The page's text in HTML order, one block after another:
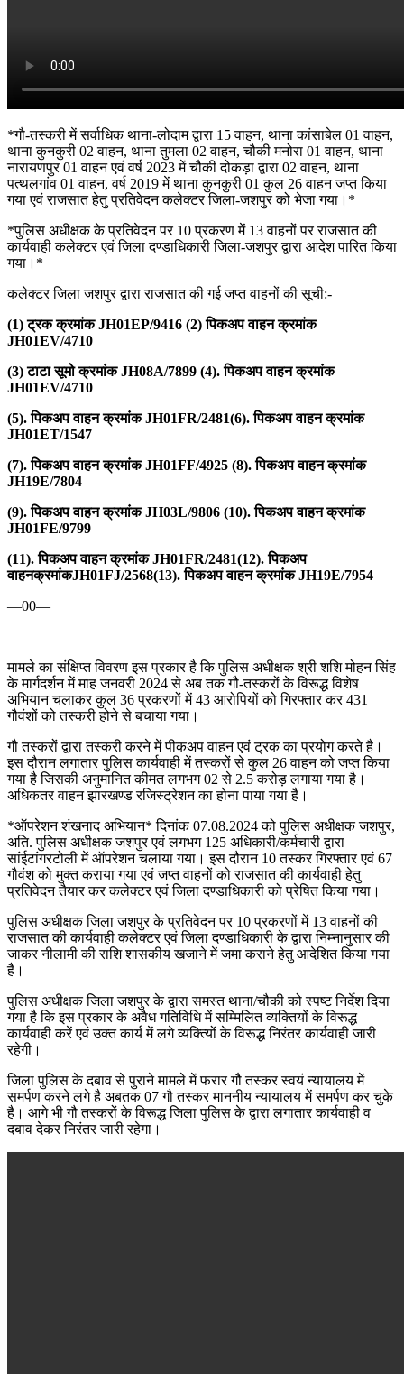
*गौ-तस्करी में सर्वाधिक थाना-लोदाम द्वारा 15 वाहन, थाना कांसाबेल 01 वाहन,
थाना कुनकुरी 02 वाहन, थाना तुमला 02 वाहन, चौकी मनोरा 01 वाहन, थाना
नारायणपुर 01 वाहन एवं वर्ष 2023 में चौकी दोकड़ा द्वारा 02 वाहन, थाना
पत्थलगांव 01 वाहन, वर्ष 2019 में थाना कुनकुरी 01 कुल 26 वाहन जप्त किया
गया एवं राजसात हेतु प्रतिवेदन कलेक्टर जिला-जशपुर को भेजा गया।*
*पुलिस अधीक्षक के प्रतिवेदन पर 10 प्रकरण में 13 वाहनों पर राजसात की
कार्यवाही कलेक्टर एवं जिला दण्डाधिकारी जिला-जशपुर द्वारा आदेश पारित किया
गया।*
कलेक्टर जिला जशपुर द्वारा राजसात की गई जप्त वाहनों की सूची:-
(1) ट्रक क्रमांक JH01EP/9416 (2) पिकअप वाहन क्रमांक
JH01EV/4710
(3) टाटा सूमो क्रमांक JH08A/7899 (4). पिकअप वाहन क्रमांक
JH01EV/4710
(5). पिकअप वाहन क्रमांक JH01FR/2481(6). पिकअप वाहन क्रमांक
JH01ET/1547
(7). पिकअप वाहन क्रमांक JH01FF/4925 (8). पिकअप वाहन क्रमांक
JH19E/7804
(9). पिकअप वाहन क्रमांक JH03L/9806 (10). पिकअप वाहन क्रमांक
JH01FE/9799
(11). पिकअप वाहन क्रमांक JH01FR/2481(12). पिकअप
वाहनक्रमांकJH01FJ/2568(13). पिकअप वाहन क्रमांक JH19E/7954
—00—
मामले का संक्षिप्त विवरण इस प्रकार है कि पुलिस अधीक्षक श्री शशि मोहन सिंह
के मार्गदर्शन में माह जनवरी 2024 से अब तक गौ-तस्करों के विरूद्ध विशेष
अभियान चलाकर कुल 36 प्रकरणों में 43 आरोपियों को गिरफ्तार कर 431
गौवंशों को तस्करी होने से बचाया गया।
गौ तस्करों द्वारा तस्करी करने में पीकअप वाहन एवं ट्रक का प्रयोग करते है।
इस दौरान लगातार पुलिस कार्यवाही में तस्करों से कुल 26 वाहन को जप्त किया
गया है जिसकी अनुमानित कीमत लगभग 02 से 2.5 करोड़ लगाया गया है।
अधिकतर वाहन झारखण्ड रजिस्ट्रेशन का होना पाया गया है।
*ऑपरेशन शंखनाद अभियान* दिनांक 07.08.2024 को पुलिस अधीक्षक जशपुर,
अति. पुलिस अधीक्षक जशपुर एवं लगभग 125 अधिकारी/कर्मचारी द्वारा
सांईटांगरटोली में ऑपरेशन चलाया गया। इस दौरान 10 तस्कर गिरफ्तार एवं 67
गौवंश को मुक्त कराया गया एवं जप्त वाहनों को राजसात की कार्यवाही हेतु
प्रतिवेदन तैयार कर कलेक्टर एवं जिला दण्डाधिकारी को प्रेषित किया गया।
पुलिस अधीक्षक जिला जशपुर के प्रतिवेदन पर 10 प्रकरणों में 13 वाहनों की
राजसात की कार्यवाही कलेक्टर एवं जिला दण्डाधिकारी के द्वारा निम्नानुसार की
जाकर नीलामी की राशि शासकीय खजाने में जमा कराने हेतु आदेशित किया गया
है।
पुलिस अधीक्षक जिला जशपुर के द्वारा समस्त थाना/चौकी को स्पष्ट निर्देश दिया
गया है कि इस प्रकार के अवैध गतिविधि में सम्मिलित व्यक्तियों के विरूद्ध
कार्यवाही करें एवं उक्त कार्य में लगे व्यक्त्यिों के विरूद्ध निरंतर कार्यवाही जारी
रहेगी।
जिला पुलिस के दबाव से पुराने मामले में फरार गौ तस्कर स्वयं न्यायालय में
समर्पण करने लगे है अबतक 07 गौ तस्कर माननीय न्यायालय में समर्पण कर चुके
है। आगे भी गौ तस्करों के विरूद्ध जिला पुलिस के द्वारा लगातार कार्यवाही व
दबाव देकर निरंतर जारी रहेगा।